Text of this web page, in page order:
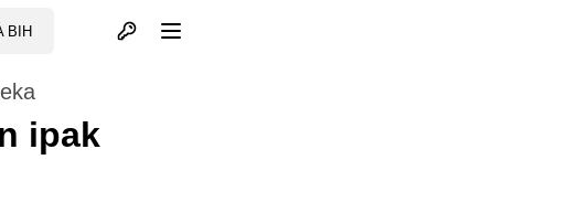
BIH Otvori profil
ipak